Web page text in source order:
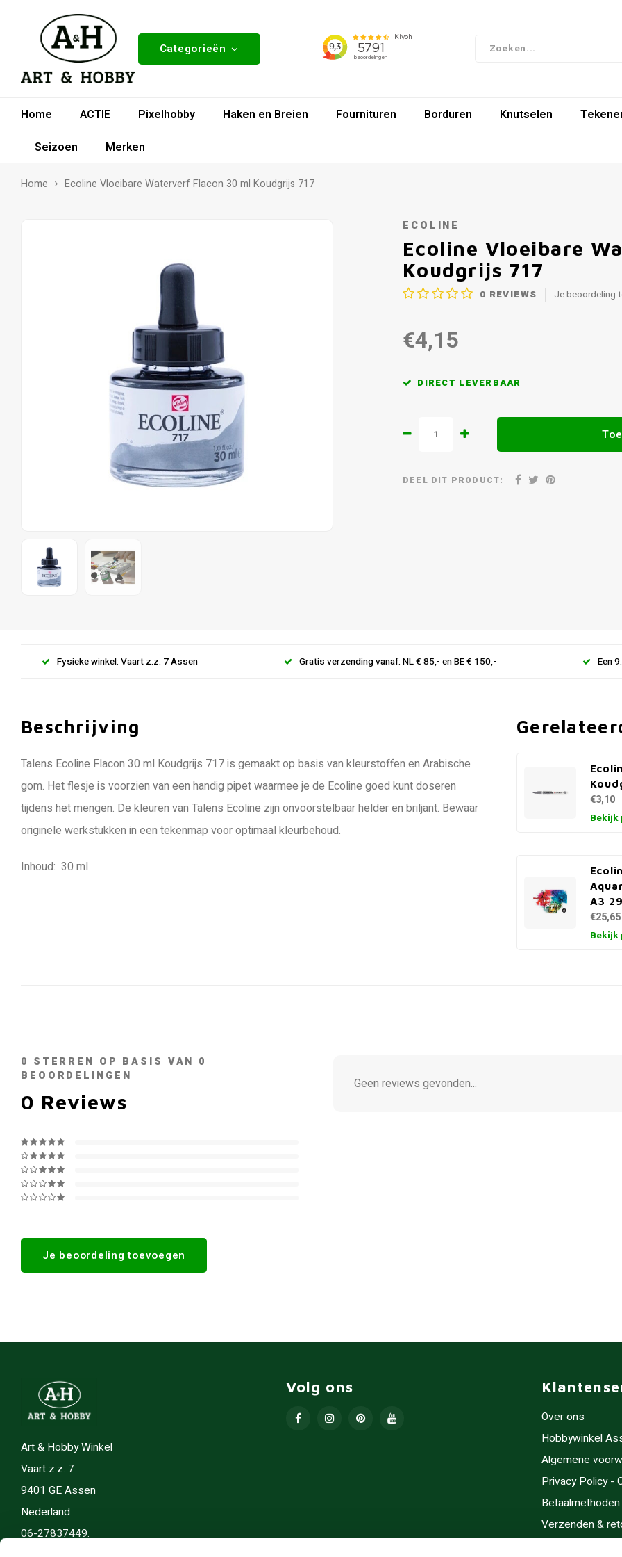
Categorieën
Home ACTIE Pixelhobby Haken en Breien Fournituren Borduren Knutselen
Seizoen
Merken
Home Ecoline Vloeibare Waterverf Flacon 30 ml Koudgrijs 717
ECOLINE
Ecoline Vloeibare
Koudgrijs 717
0 REVIEWS Je beoordeling
€4,15
DIRECT LEVERBAAR
DEEL DIT PRODUCT:
Fysieke winkel: Vaart z.z. 7 Assen Gratis verzending vanaf: NL € 85,- en BE € 150,- Een
Beschrijving
Talens Ecoline Flacon 30 ml Koudgrijs 717 is gemaakt op basis van kleurstoffen en Arabische
gom. Het flesje is voorzien van een handig pipet waarmee je de Ecoline goed kunt doseren
tijdens het mengen. De kleuren van Talens Ecoline zijn onvoorstelbaar helder en briljant. Bewaar
originele werkstukken in een tekenmap voor optimaal kleurbehoud.
Inhoud: 30 ml
€3,10
Bekijk
A3
€25,65
Bekijk
0 STERREN OP BASIS VAN 0
BEOORDELINGEN
0 Reviews
Je beoordeling toevoegen
Geen reviews gevonden...
Art & Hobby Winkel
Vaart z.z. 7
9401 GE Assen
Nederland
06-27837449.
Volg ons
Over ons
Hobbywinkel
Algemene
Privacy Policy -
Betaalmethoden
Verzenden &